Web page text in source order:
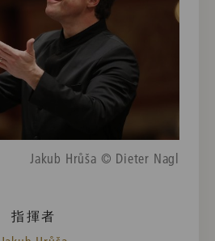
Jakub Hrůša © Dieter Nagl
指揮者